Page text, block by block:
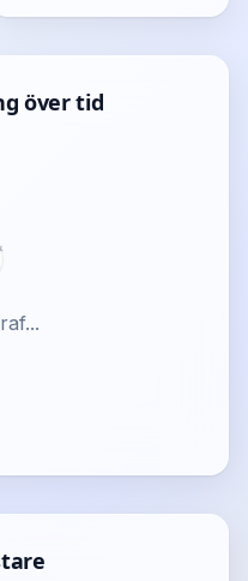
över tid